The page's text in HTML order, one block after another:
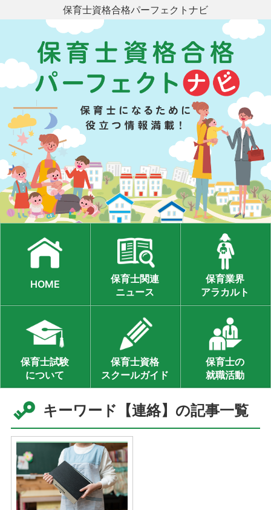
保育士資格合格パーフェクトナビ
HOME
保育士関連
ニュース
保育業界
アラカルト
保育士試験
について
保育士資格
スクールガイド
保育士の
就職活動
キーワード【連絡】の記事一覧